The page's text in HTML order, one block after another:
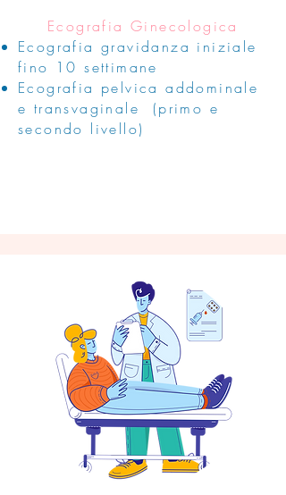
Ecografia Ginecologica
Ecografia gravidanza iniziale
fino 10 settimane
Ecografia pelvica addominale
e transvaginale (primo e
secondo livello)